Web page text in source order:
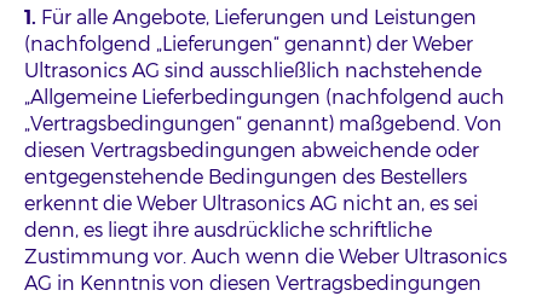
1. Für alle Angebote, Lieferungen und Leistungen
(nachfolgend „Lieferungen“ genannt) der Weber
Ultrasonics AG sind ausschließlich nachstehende
„Allgemeine Lieferbedingungen (nachfolgend auch
„Vertragsbedingungen“ genannt) maßgebend. Von
diesen Vertragsbedingungen abweichende oder
entgegenstehende Bedingungen des Bestellers
erkennt die Weber Ultrasonics AG nicht an, es sei
denn, es liegt ihre ausdrückliche schriftliche
Zustimmung vor. Auch wenn die Weber Ultrasonics
AG in Kenntnis von diesen Vertragsbedingungen